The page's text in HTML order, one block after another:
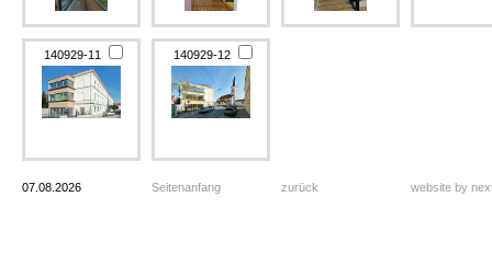
140929-11 140929-12
07.08.2026 Seitenanfang zurück website by